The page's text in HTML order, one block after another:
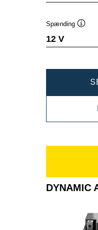
Spænding
12 V
DYNAMIC